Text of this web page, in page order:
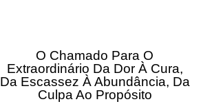
O Chamado Para O
Extraordinário Da Dor À Cura,
Da Escassez À Abundância, Da
Culpa Ao Propósito